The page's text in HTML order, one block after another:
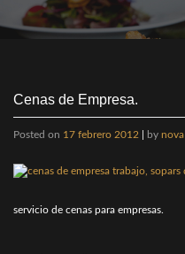
Cenas de Empresa.
Posted on 17 febrero 2012 by nova
servicio de cenas para empresas.